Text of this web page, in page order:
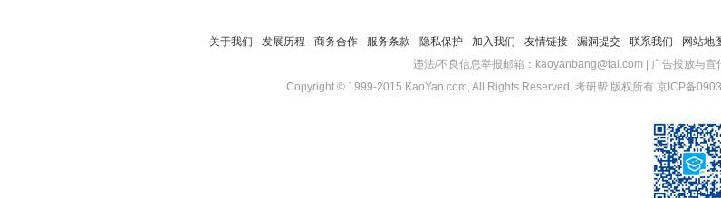
关于我们 - 发展历程 - 商务合作 - 服务条款 - 隐私保护 - 加入我们 - 友情链接 - 漏洞提交 - 联系我们 - 网站地
违法/不良信息举报邮箱：kaoyanbang@tal.com | 广告投放与宣
Copyright © 1999-2015 KaoYan.com, All Rights Reserved. 考研帮 版权所有 京ICP备